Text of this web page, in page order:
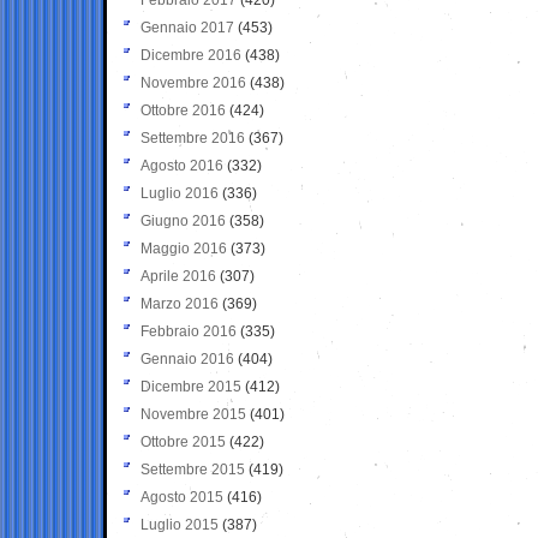
Gennaio 2017 (453)
Dicembre 2016 (438)
Novembre 2016 (438)
Ottobre 2016 (424)
Settembre 2016 (367)
Agosto 2016 (332)
Luglio 2016 (336)
Giugno 2016 (358)
Maggio 2016 (373)
Aprile 2016 (307)
Marzo 2016 (369)
Febbraio 2016 (335)
Gennaio 2016 (404)
Dicembre 2015 (412)
Novembre 2015 (401)
Ottobre 2015 (422)
Settembre 2015 (419)
Agosto 2015 (416)
Luglio 2015 (387)